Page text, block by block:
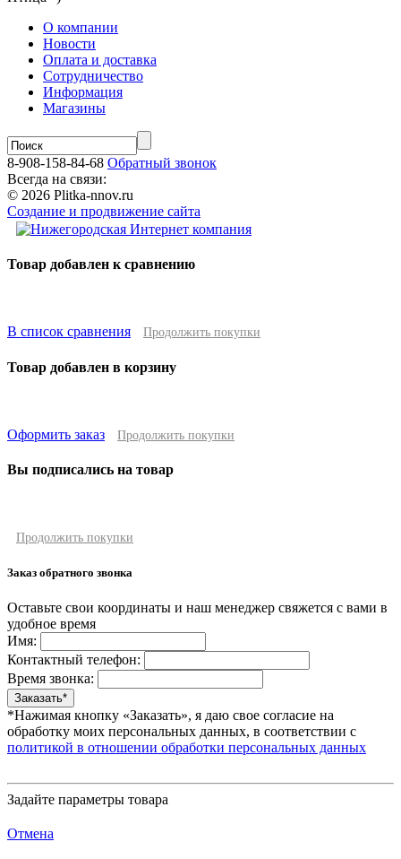
О компании
Новости
Оплата и доставка
Сотрудничество
Информация
Магазины
8-908-158-84-68 Обратный звонок
Всегда на связи:
© 2026 Plitka-nnov.ru
Создание и продвижение сайта
Товар добавлен к сравнению
В список сравнения Продолжить покупки
Товар добавлен в корзину
Оформить заказ Продолжить покупки
Вы подписались на товар
Продолжить покупки
Заказ обратного звонка
Оставьте свои координаты и наш менеджер свяжется с вами в
удобное время
Имя:
Контактный телефон:
Время звонка:
*Нажимая кнопку «Заказать», я даю свое согласие на
обработку моих персональных данных, в соответствии с
политикой в отношении обработки персональных данных
Задайте параметры товара
Отмена